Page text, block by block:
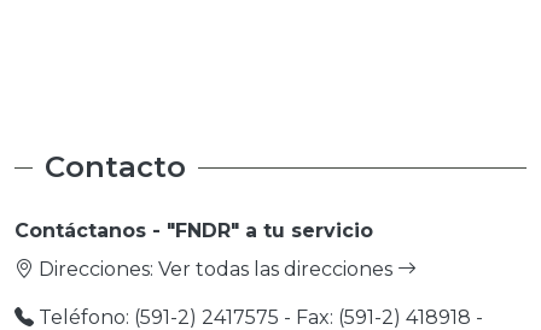
Contacto
Contáctanos - "FNDR" a tu servicio
Direcciones: Ver todas las direcciones
Teléfono: (591-2) 2417575 - Fax: (591-2) 418918 -